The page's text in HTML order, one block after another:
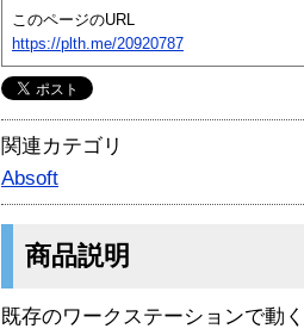
このページのURL
https://plth.me/20920787
関連カテゴリ
Absoft
商品説明
既存のワークステーションで動